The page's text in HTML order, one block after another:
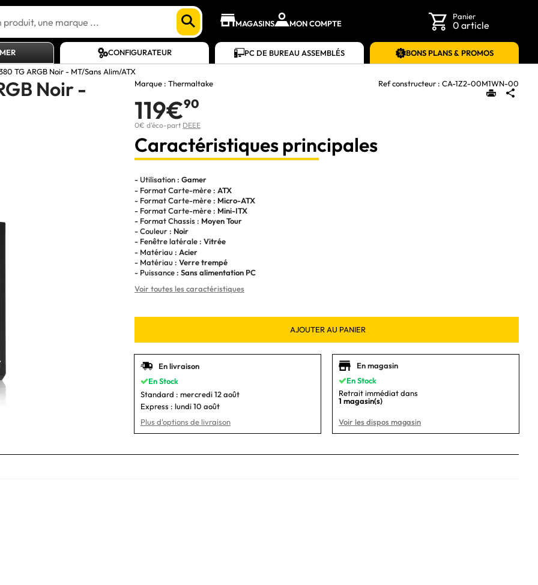
MAGASINS MON COMPTE
Panier
0 article
CONFIGURATEUR PC DE BUREAU ASSEMBLÉS
BONS PLANS & PROMOS
TG ARGB Noir - MT/Sans Alim/ATX
Noir -
Marque : Thermaltake Ref constructeur : CA-1Z2-00M1WN-00
119€90
0€ d'éco-part DEEE
Caractéristiques principales
- Utilisation : Gamer
- Format Carte-mère : ATX
- Format Carte-mère : Micro-ATX
- Format Carte-mère : Mini-ITX
- Format Chassis : Moyen Tour
- Couleur : Noir
- Fenêtre latérale : Vitrée
- Matériau : Acier
- Matériau : Verre trempé
- Puissance : Sans alimentation PC
Voir toutes les caractéristiques
AJOUTER AU PANIER
En livraison
En Stock
Standard : mercredi 12 août
Express : lundi 10 août
Plus d'options de livraison
En magasin
En Stock
Retrait immédiat dans
1 magasin(s)
Voir les dispos magasin